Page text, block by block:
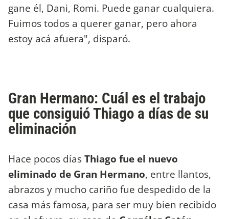
gane él, Dani, Romi. Puede ganar cualquiera.
Fuimos todos a querer ganar, pero ahora
estoy acá afuera", disparó.
Gran Hermano: Cuál es el trabajo
que consiguió Thiago a días de su
eliminación
Hace pocos díasThiago fue el nuevo
eliminado de Gran Hermano, entre llantos,
abrazos y mucho cariño fue despedido de la
casa más famosa, para ser muy bien recibido